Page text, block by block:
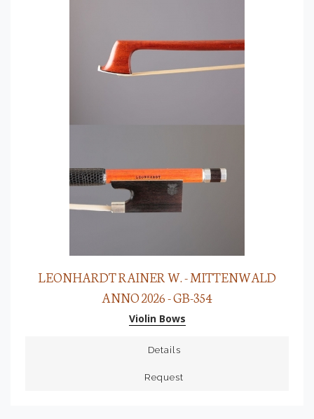
LEONHARDT RAINER W. - MITTENWALD
ANNO 2026 - GB-354
Violin Bows
Details
Request